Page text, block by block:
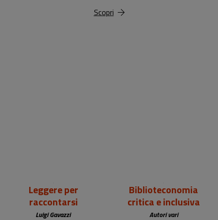
Scopri
Leggere per
raccontarsi
Luigi Gavazzi
Biblioteconomia
critica e inclusiva
Autori vari